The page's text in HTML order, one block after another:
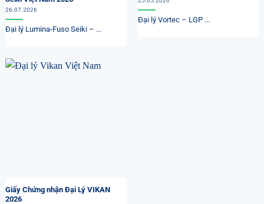
26.07.2026
Đại lý Lumina-Fuso Seiki – ...
Đại lý Vortec – LGP ...
Giấy Chứng nhận Đại Lý VIKAN
2026